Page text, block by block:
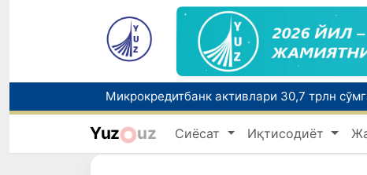
Польшадаги элчихона кўмагида она ва
Yuz uz Сиёсат Иқтисодиёт